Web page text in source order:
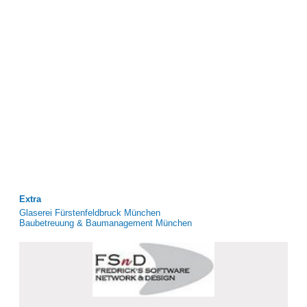
Extra
Glaserei Fürstenfeldbruck München
Baubetreuung & Baumanagement München